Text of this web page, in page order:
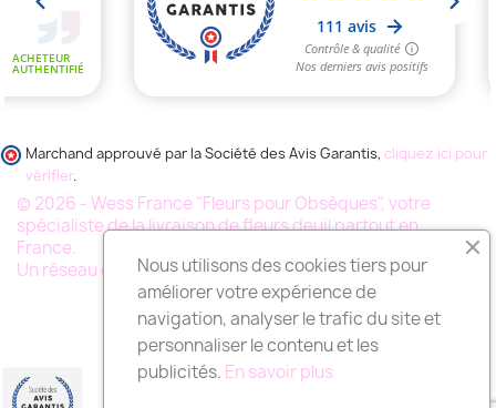
Marchand approuvé par la Société des Avis Garantis, cliquez ici pour
vérifier.
© 2026 - Wess France "Fleurs pour Obsèques", votre
spécialiste de la livraison de fleurs deuil partout en
France.
Un réseau de milliers de fleuristes
Nous utilisons des cookies tiers pour
améliorer votre expérience de
navigation, analyser le trafic du site et
personnaliser le contenu et les
publicités. En savoir plus